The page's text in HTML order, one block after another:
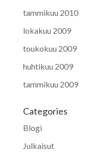
tammikuu 2010
lokakuu 2009
toukokuu 2009
huhtikuu 2009
tammikuu 2009
Categories
Blogi
Julkaisut